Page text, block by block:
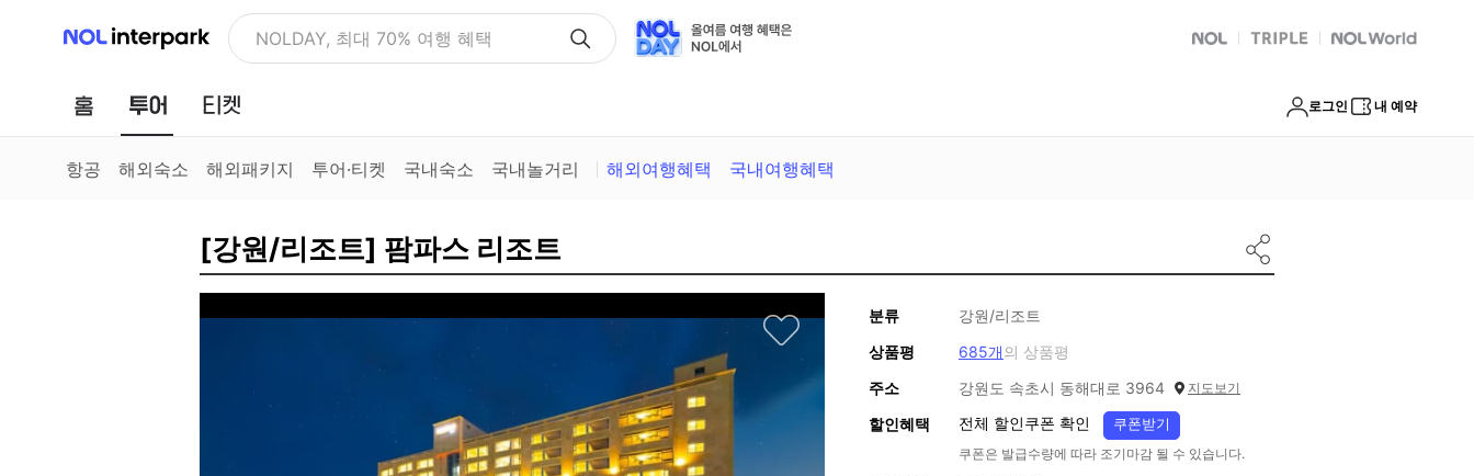
NOL 인터파크 NOLDAY, 최대 70% 여행 혜택 NOL 트리플 Global Interpark
홈 투어 로그인 내 예약
항공 해외숙소 해외패키지 투어·티켓 국내숙소 국내놀거리 해외여행혜택 국내여행혜택
[강원/리조트] 팜파스 리조트
분류
강원/리조트
상품평
685개의 상품평
주소
강원도 속초시 동해대로 3964 지도보기
할인혜택 전체 할인쿠폰 확인 쿠폰받기
쿠폰은 발급수량에 따라 조기마감 될 수 있습니다.